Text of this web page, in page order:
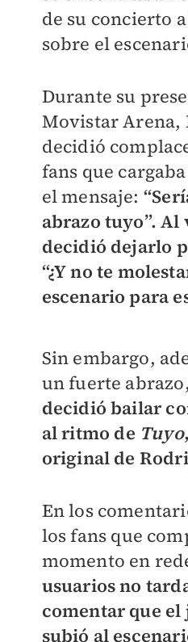
de su concierto
sobre el
Durante su
Movistar Arena,
decidió
fans que
el mensaje:
abrazo tuyo”.
decidió dejarlo
“¿Y no te
escenario para
Sin embargo,
un fuerte
decidió bailar
al ritmo de Tuyo
original de
En los
los fans que
momento en
usuarios no
comentar que el
subió al